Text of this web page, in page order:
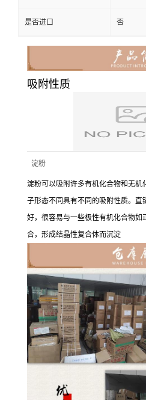
是否进口 否
吸附性质
淀粉
淀粉可以吸附许多有机化合物和无
子形态不同具有不同的吸附性质。直
好，很容易与一些极性有机化合物
合，形成结晶性复合体而沉淀